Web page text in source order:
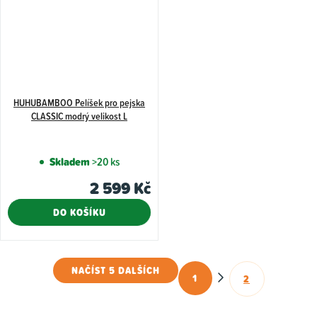
HUHUBAMBOO Pelíšek pro pejska
CLASSIC modrý velikost L
Skladem>20 ks
2 599 Kč
DO KOŠÍKU
O
NAČÍST 5 DALŠÍCH
S
1 2